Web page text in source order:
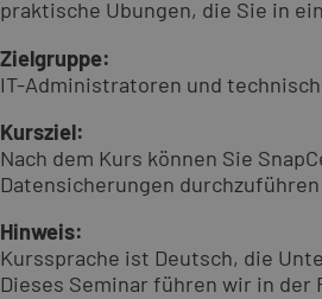
praktische Übungen, die Sie in
Zielgruppe:
IT-Administratoren und
Kursziel:
Nach dem Kurs können Sie
Datensicherungen
Hinweis:
Kurssprache ist Deutsch, die
Dieses Seminar führen wir in der